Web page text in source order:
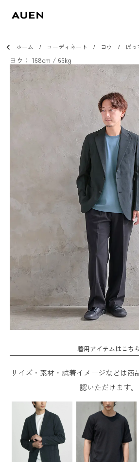
ホーム コーディネート ヨウ ぽ
ヨウ： 168cm / 66kg
着用アイテムはこちら
サイズ・素材・試着イメージなどは商
認いただけます。